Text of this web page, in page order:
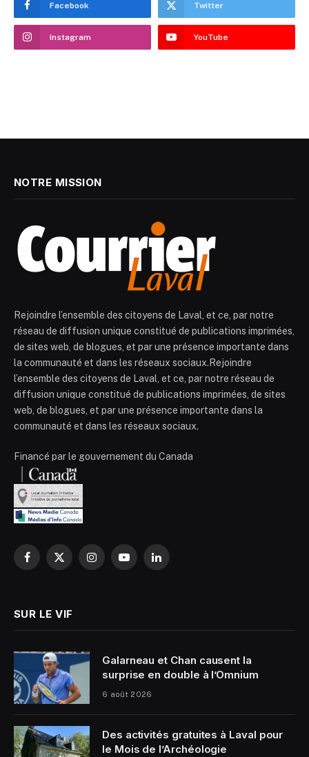
Facebook Twitter
Instagram YouTube
NOTRE MISSION
Rejoindre l’ensemble des citoyens de Laval, et ce, par notre
réseau de diffusion unique constitué de publications imprimées,
de sites web, de blogues, et par une présence importante dans
la communauté et dans les réseaux sociaux.Rejoindre
l’ensemble des citoyens de Laval, et ce, par notre réseau de
diffusion unique constitué de publications imprimées, de sites
web, de blogues, et par une présence importante dans la
communauté et dans les réseaux sociaux.
Financé par le gouvernement du Canada
Facebook
X
InstagramYouTubeLinkedIn
SUR LE VIF
Galarneau et Chan causent la
surprise en double à l’Omnium
6 août 2026
Des activités gratuites à Laval pour
le Mois de l’Archéologie